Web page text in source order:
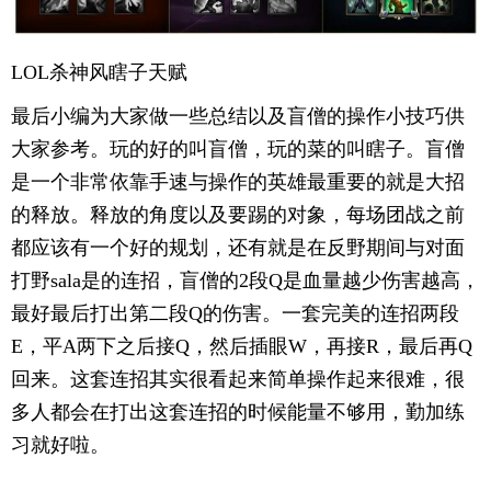
LOL杀神风瞎子天赋
最后小编为大家做一些总结以及盲僧的操作小技巧供
大家参考。玩的好的叫盲僧，玩的菜的叫瞎子。盲僧
是一个非常依靠手速与操作的英雄最重要的就是大招
的释放。释放的角度以及要踢的对象，每场团战之前
都应该有一个好的规划，还有就是在反野期间与对面
打野sala是的连招，盲僧的2段Q是血量越少伤害越高，
最好最后打出第二段Q的伤害。一套完美的连招两段
E，平A两下之后接Q，然后插眼W，再接R，最后再Q
回来。这套连招其实很看起来简单操作起来很难，很
多人都会在打出这套连招的时候能量不够用，勤加练
习就好啦。